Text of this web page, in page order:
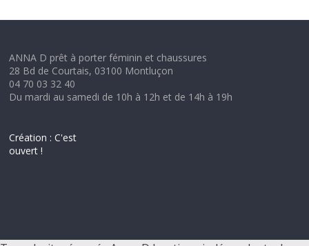
ANNA D prêt à porter féminin et chaussures
28 Bd de Courtais, 03100 Montluçon
04 70 03 32 40
Du mardi au samedi de 10h à 12h et de 14h à 19h
Création : C'est
ouvert !